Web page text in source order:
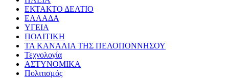
ΕΚΤΑΚΤΟ ΔΕΛΤΙΟ
ΕΛΛΑΔΑ
ΥΓΕΙΑ
ΠΟΛΙΤΙΚΗ
ΤΑ ΚΑΝΑΛΙΑ ΤΗΣ ΠΕΛΟΠΟΝΝΗΣΟΥ
Τεχνολογία
ΑΣΤΥΝΟΜΙΚΑ
Πολιτισμός